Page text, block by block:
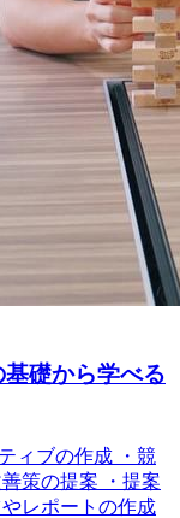
礎から学べる
ィブの作成 ・競
策の提案 ・提案
レポートの作成